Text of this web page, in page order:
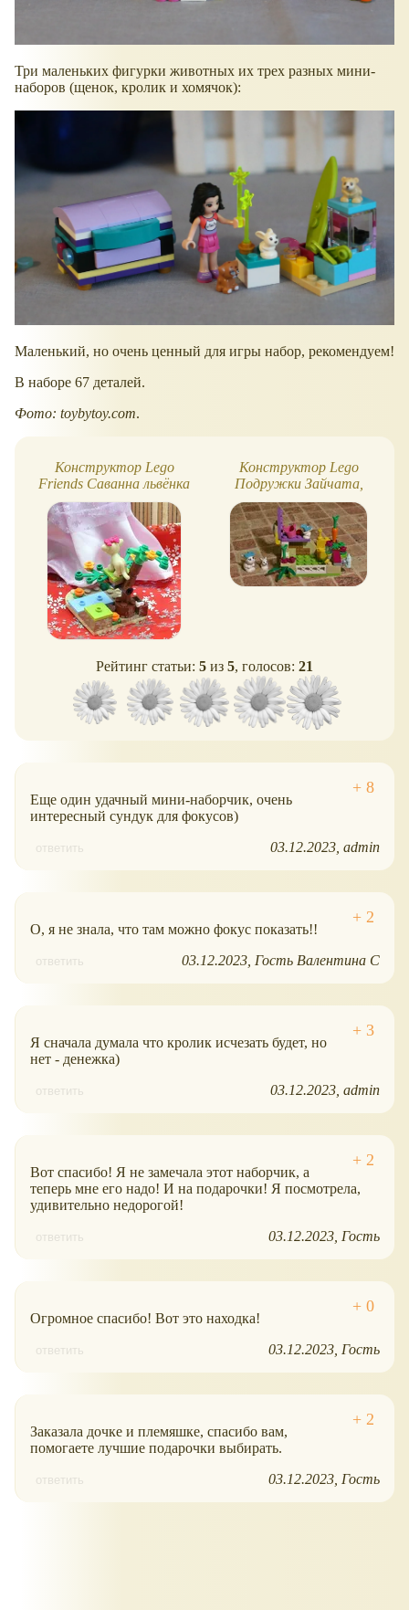
Три маленьких фигурки животных их трех разных мини-
наборов (щенок, кролик и хомячок):
Маленький, но очень ценный для игры набор, рекомендуем!
В наборе 67 деталей.
Фото: toybytoy.com.
Конструктор Lego
Friends Саванна львёнка
Конструктор Lego
Подружки Зайчата,
обзор
Рейтинг статьи: 5 из 5, голосов: 21
Еще один удачный мини-наборчик, очень
интересный сундук для фокусов)
ответить 03.12.2023 admin
О, я не знала, что там можно фокус показать!!
ответить 03.12.2023 Гость Валентина С
Я сначала думала что кролик исчезать будет, но
нет - денежка)
ответить 03.12.2023 admin
Вот спасибо! Я не замечала этот наборчик, а
теперь мне его надо! И на подарочки! Я посмотрела,
удивительно недорогой!
ответить 03.12.2023 Гость
Огромное спасибо! Вот это находка!
ответить 03.12.2023 Гость
Заказала дочке и племяшке, спасибо вам,
помогаете лучшие подарочки выбирать.
ответить 03.12.2023 Гость